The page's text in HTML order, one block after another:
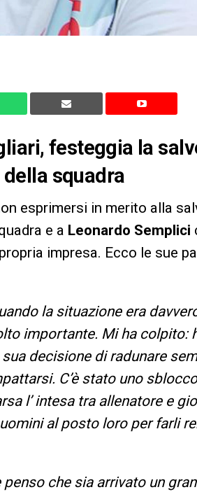
festeggia la
squadra
esprimersi in merito alla
e a Leonardo Semplici
impresa. Ecco le sue
la situazione era
importante. Mi ha colpito:
decisione di radunare
C’è stato uno
l’ intesa tra allenatore e
al posto loro per farli
penso che sia arrivato un